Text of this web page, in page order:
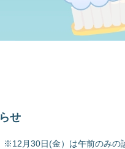
せ
※12月30日(金）は午前のみ